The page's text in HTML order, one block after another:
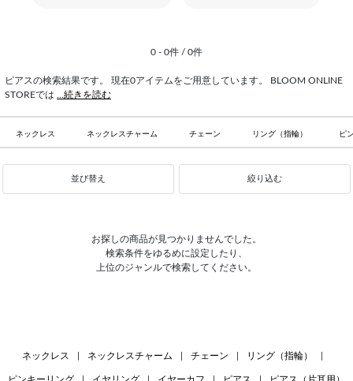
0 - 0件 / 0件
ピアスの検索結果です。 現在0アイテムをご用意しています。 BLOOM ONLINE
STOREでは ...続きを読む
ネックレス ネックレスチャーム チェーン リング（指輪） ピ
並び替え 絞り込む
お探しの商品が見つかりませんでした。
検索条件をゆるめに設定したり、
上位のジャンルで検索してください。
ネックレス ネックレスチャーム チェーン リング（指輪）